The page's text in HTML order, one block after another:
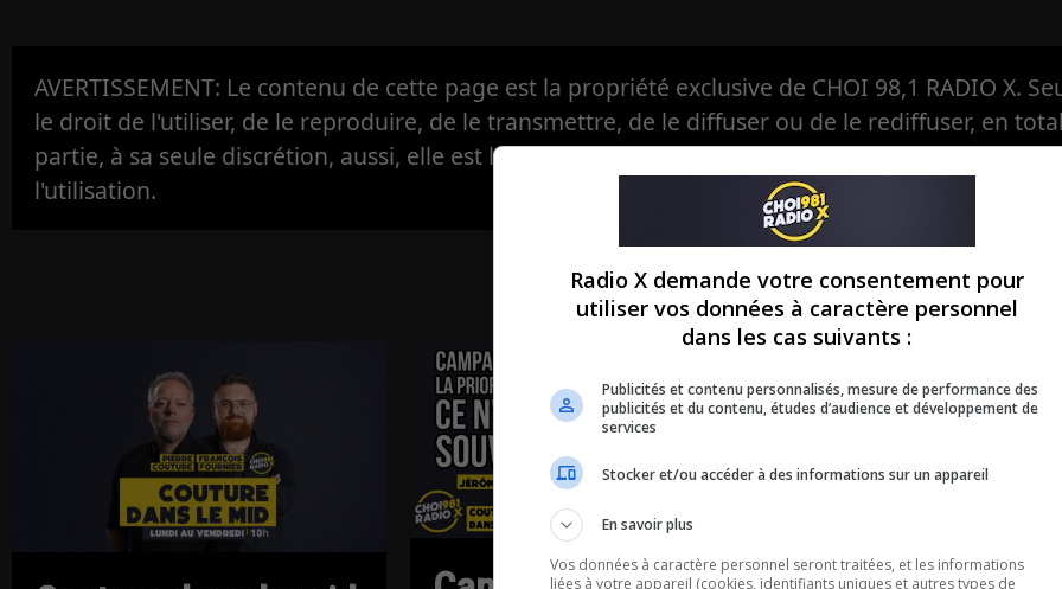
AVERTISSEMENT: Le contenu de cette page est la propriété exclusive de CHOI 98,1 RADIO X.
le droit de l'utiliser, de le reproduire, de le transmettre, de le diffuser ou de le rediffuser, en
partie, à sa seule discrétion, aussi, elle est la seule à avoir, en exclusivité, le droit d'en autoriser
l'utilisation.
Radio X demande votre consentement pour
utiliser vos données à caractère personnel
dans les cas suivants :
Publicités et contenu personnalisés, mesure de performance des
publicités et du contenu, études d’audience et développement de
services
Stocker et/ou accéder à des informations sur un appareil
En savoir plus
Vos données à caractère personnel seront traitées, et les informations
liées à votre appareil (cookies, identifiants uniques et autres types de